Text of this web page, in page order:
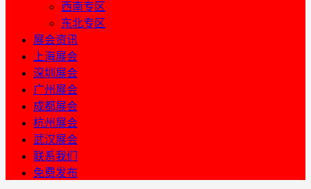
西南专区
东北专区
展会资讯
上海展会
深圳展会
广州展会
成都展会
杭州展会
武汉展会
联系我们
免费发布